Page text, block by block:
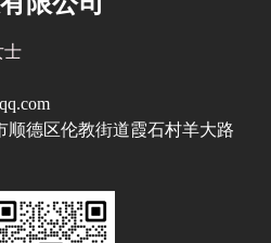
士
顺德区伦教街道霞石村羊大路